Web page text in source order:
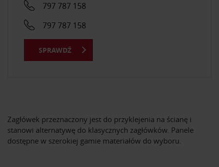
Zagłówek przeznaczony jest do przyklejenia na ścianę i
stanowi alternatywę do klasycznych zagłówków. Panele
dostępne w szerokiej gamie materiałów do wyboru.
797 787 158
797 787 158
SPRAWDŹ